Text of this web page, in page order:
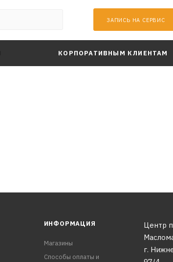
ЗАПИСЬ НА СЕРВИС
КОРПОРАТИВНЫМ КЛИЕНТАМ
ИНФОРМАЦИЯ
Магазины
Способы оплаты и
Центр
г.